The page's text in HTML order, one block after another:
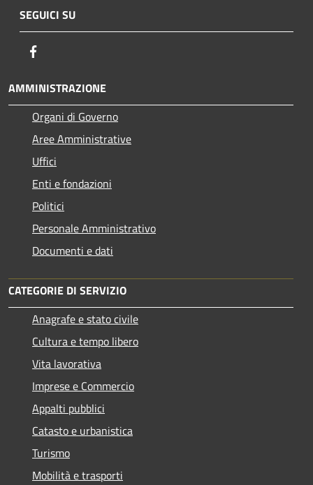
SEGUICI SU
AMMINISTRAZIONE
Organi di Governo
Aree Amministrative
Uffici
Enti e fondazioni
Politici
Personale Amministrativo
Documenti e dati
CATEGORIE DI SERVIZIO
Anagrafe e stato civile
Cultura e tempo libero
Vita lavorativa
Imprese e Commercio
Appalti pubblici
Catasto e urbanistica
Turismo
Mobilità e trasporti